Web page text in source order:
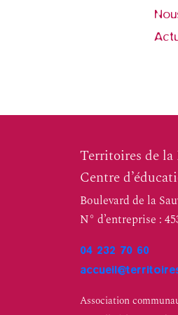
Territoires de la
Centre
Boulevard de la
N° d’entreprise :
04 232 70 60
Association